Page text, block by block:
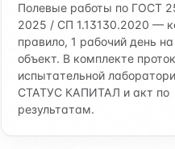
Полевые работы по ГОСТ
2025 / СП 1.13130.2020 —
правило, 1 рабочий день на
объект. В комплекте
испытательной
СТАТУС КАПИТАЛ и акт по
результатам.